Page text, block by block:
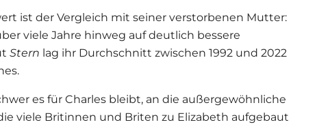
ist der Vergleich mit seiner verstorbenen Mutter:
viele Jahre hinweg auf deutlich bessere
Stern lag ihr Durchschnitt zwischen 1992 und 2022
es für Charles bleibt, an die außergewöhnliche
viele Britinnen und Briten zu Elizabeth aufgebaut